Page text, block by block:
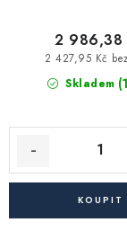
Skladem
2 427,95 Kč
2 986,38